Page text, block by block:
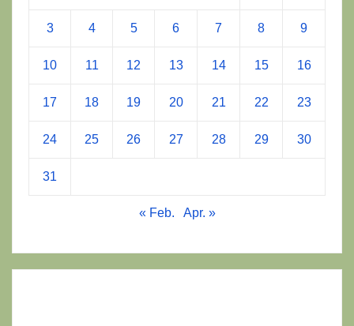
3 4 5 6 7 8 9
10 11 12 13 14 15 16
17 18 19 20 21 22 23
24 25 26 27 28 29 30
31
« Feb. Apr. »